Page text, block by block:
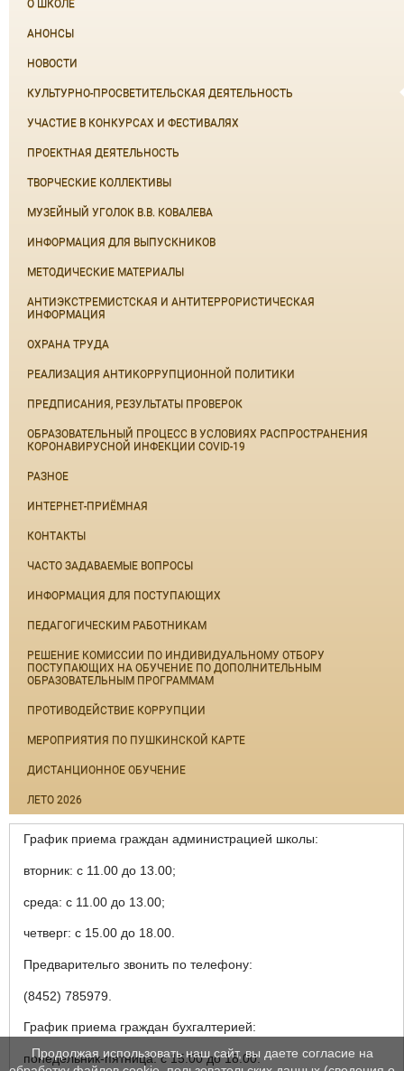
О ШКОЛЕ
АНОНСЫ
НОВОСТИ
КУЛЬТУРНО-ПРОСВЕТИТЕЛЬСКАЯ ДЕЯТЕЛЬНОСТЬ
УЧАСТИЕ В КОНКУРСАХ И ФЕСТИВАЛЯХ
ПРОЕКТНАЯ ДЕЯТЕЛЬНОСТЬ
ТВОРЧЕСКИЕ КОЛЛЕКТИВЫ
МУЗЕЙНЫЙ УГОЛОК В.В. КОВАЛЕВА
ИНФОРМАЦИЯ ДЛЯ ВЫПУСКНИКОВ
МЕТОДИЧЕСКИЕ МАТЕРИАЛЫ
АНТИЭКСТРЕМИСТСКАЯ И АНТИТЕРРОРИСТИЧЕСКАЯ
ИНФОРМАЦИЯ
ОХРАНА ТРУДА
РЕАЛИЗАЦИЯ АНТИКОРРУПЦИОННОЙ ПОЛИТИКИ
ПРЕДПИСАНИЯ, РЕЗУЛЬТАТЫ ПРОВЕРОК
ОБРАЗОВАТЕЛЬНЫЙ ПРОЦЕСС В УСЛОВИЯХ РАСПРОСТРАНЕНИЯ
КОРОНАВИРУСНОЙ ИНФЕКЦИИ COVID-19
РАЗНОЕ
ИНТЕРНЕТ-ПРИЁМНАЯ
КОНТАКТЫ
ЧАСТО ЗАДАВАЕМЫЕ ВОПРОСЫ
ИНФОРМАЦИЯ ДЛЯ ПОСТУПАЮЩИХ
ПЕДАГОГИЧЕСКИМ РАБОТНИКАМ
РЕШЕНИЕ КОМИССИИ ПО ИНДИВИДУАЛЬНОМУ ОТБОРУ
ПОСТУПАЮЩИХ НА ОБУЧЕНИЕ ПО ДОПОЛНИТЕЛЬНЫМ
ОБРАЗОВАТЕЛЬНЫМ ПРОГРАММАМ
ПРОТИВОДЕЙСТВИЕ КОРРУПЦИИ
МЕРОПРИЯТИЯ ПО ПУШКИНСКОЙ КАРТЕ
ДИСТАНЦИОННОЕ ОБУЧЕНИЕ
ЛЕТО 2026
График приема граждан администрацией школы:
вторник: с 11.00 до 13.00;
среда: с 11.00 до 13.00;
четверг: с 15.00 до 18.00.
Предварительго звонить по телефону:
(8452) 785979.
График приема граждан бухгалтерией:
понедельник-пятница: с 15.00 до 18.00.
Продолжая использовать наш сайт, вы даете согласие на